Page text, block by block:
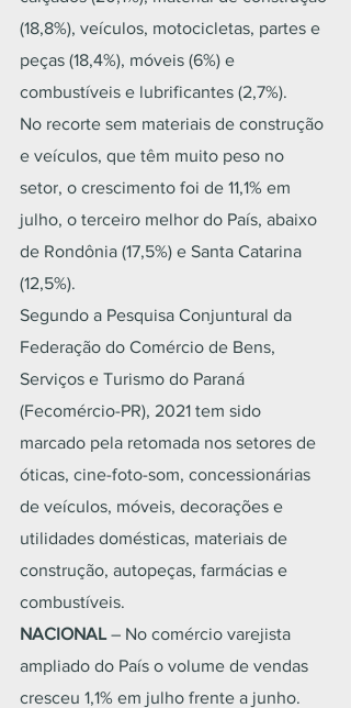
(18,8%), veículos, motocicletas, partes e
peças (18,4%), móveis (6%) e
combustíveis e lubrificantes (2,7%).
No recorte sem materiais de construção
e veículos, que têm muito peso no
setor, o crescimento foi de 11,1% em
julho, o terceiro melhor do País, abaixo
de Rondônia (17,5%) e Santa Catarina
(12,5%).
Segundo a Pesquisa Conjuntural da
Federação do Comércio de Bens,
Serviços e Turismo do Paraná
(Fecomércio-PR), 2021 tem sido
marcado pela retomada nos setores de
óticas, cine-foto-som, concessionárias
de veículos, móveis, decorações e
utilidades domésticas, materiais de
construção, autopeças, farmácias e
combustíveis.
NACIONAL – No comércio varejista
ampliado do País o volume de vendas
cresceu 1,1% em julho frente a junho.